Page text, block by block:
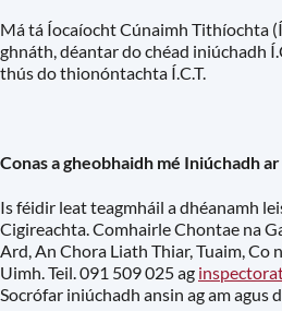
Má tá Íocaíocht Cúnaimh Tithíochta
ghnáth, déantar do chéad iniúchadh
thús do thionóntachta Í.C.T.
Conas a gheobhaidh mé Iniúchadh
Is féidir leat teagmháil a dhéanamh
Cigireachta. Comhairle Chontae na
Ard, An Chora Liath Thiar, Tuaim, Co
Uimh. Teil. 091 509 025 ag
Socrófar iniúchadh ansin ag am agus